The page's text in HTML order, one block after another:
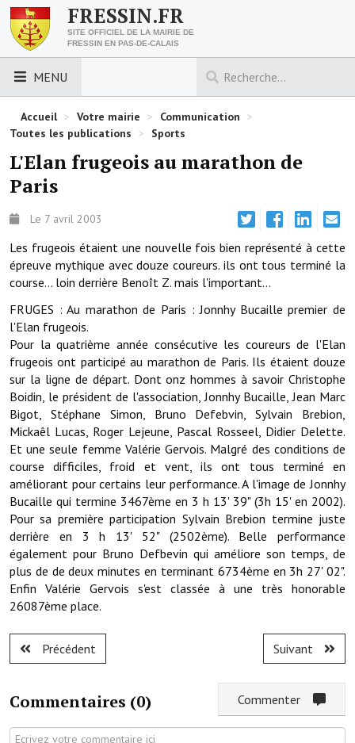
FRESSIN.FR
SITE OFFICIEL DE LA MAIRIE DE
FRESSIN EN PAS-DE-CALAIS
MENU
LES ESSENTIELS
Découvrez Fressin
Venir à Fressin
Urbanisme
Nous contacter
Horaires de la mairie
Les foulées fressinoises
ACCÈS RAPIDE
Démarches administratives
Projets et travaux en cours
Fêtes et manifestations
Numéros d'urgence
Terrains et maisons à vendre
VOTRE MAIRIE
Elus et agents
Le personnel municipal
Accueil > Votre mairie > Communication >
Toutes les publications > Sports
L'Elan frugeois au marathon de
Paris
Le 7 avril 2003
Les frugeois étaient une nouvelle fois bien représenté à cette
épreuve mythique avec douze coureurs. ils ont tous terminé la
course... loin derrière Benoît Z. mais l'important...
FRUGES : Au marathon de Paris : Jonnhy Bucaille premier de
l'Elan frugeois.
Pour la quatrième année consécutive les coureurs de l'Elan
frugeois ont participé au marathon de Paris. Ils étaient douze
sur la ligne de départ. Dont onz hommes à savoir Christophe
Boidin, le président de l'association, Jonnhy Bucaille, Jean Marc
Bigot, Stéphane Simon, Bruno Defebvin, Sylvain Brebion,
Mickaêl Lucas, Roger Lejeune, Pascal Rosseel, Didier Delette.
Et une seule femme Valérie Gervois. Malgré des conditions de
course difficiles, froid et vent, ils ont tous terminé en
améliorant pour certains leur performance. A l'image de Jonnhy
Bucaille qui termine 3467ème en 3 h 13' 39" (3h 15' en 2002).
Pour sa première participation Sylvain Brebion termine juste
derrière en 3 h 13' 52" (2502ème). Belle performance
également pour Bruno Defbevin qui améliore son temps, de
plus de de deux minutes en terminant 6734ème en 3h 27' 02".
Enfin Valérie Gervois s'est classée à une très honorable
26087ème place.
Précédent Suivant
Commentaires (0)